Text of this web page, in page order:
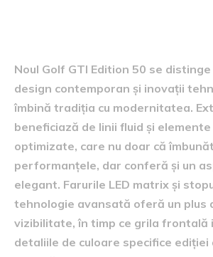
Noul Golf GTI Edition 50 se
design contemporan și inovații
îmbină tradiția cu modernitatea.
beneficiază de linii fluid și
optimizate, care nu doar că
performanțele, dar conferă și un
elegant. Farurile LED matrix și
tehnologie avansată oferă un plus
vizibilitate, în timp ce grila frontală
detaliile de culoare specifice